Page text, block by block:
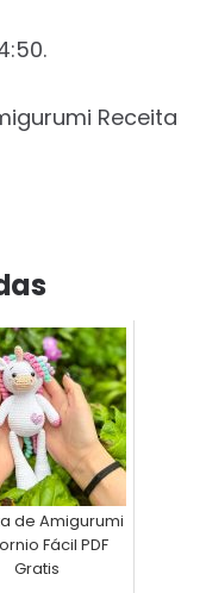
de Amigurumi
Fácil PDF
Gratis